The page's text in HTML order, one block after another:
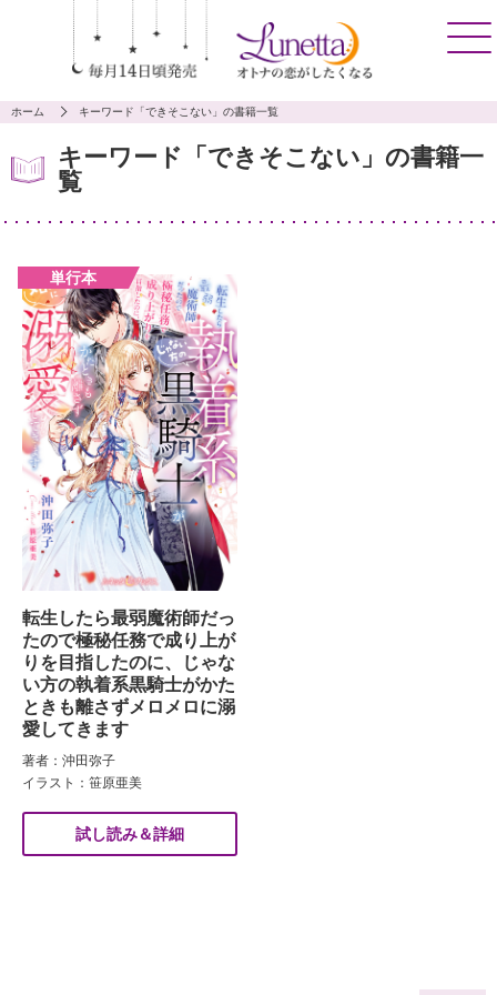
ホーム キーワード「できそこない」の書籍一覧
キーワード「できそこない」の書籍一
覧
転生したら最弱魔術師だっ
たので極秘任務で成り上が
りを目指したのに、じゃな
い方の執着系黒騎士がかた
ときも離さずメロメロに溺
愛してきます
著者：沖田弥子
イラスト：笹原亜美
試し読み＆詳細